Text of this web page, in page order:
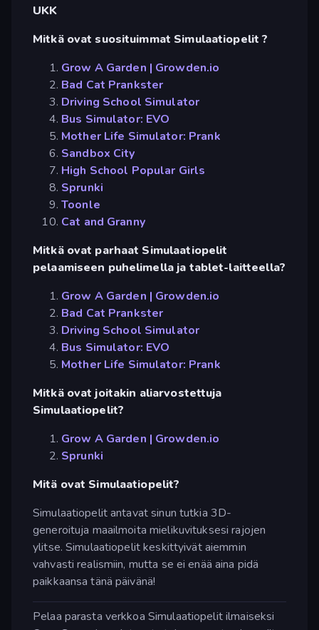
UKK
Mitkä ovat suosituimmat Simulaatiopelit ?
Grow A Garden | Growden.io
Bad Cat Prankster
Driving School Simulator
Bus Simulator: EVO
Mother Life Simulator: Prank
Sandbox City
High School Popular Girls
Sprunki
Toonle
Cat and Granny
Mitkä ovat parhaat Simulaatiopelit
pelaamiseen puhelimella ja tablet-laitteella?
Grow A Garden | Growden.io
Bad Cat Prankster
Driving School Simulator
Bus Simulator: EVO
Mother Life Simulator: Prank
Mitkä ovat joitakin aliarvostettuja
Simulaatiopelit?
Grow A Garden | Growden.io
Sprunki
Mitä ovat Simulaatiopelit?
Simulaatiopelit antavat sinun tutkia 3D-
generoituja maailmoita mielikuvituksesi rajojen
ylitse. Simulaatiopelit keskittyivät aiemmin
vahvasti realismiin, mutta se ei enää aina pidä
paikkaansa tänä päivänä!
Pelaa parasta verkkoa Simulaatiopelit ilmaiseksi